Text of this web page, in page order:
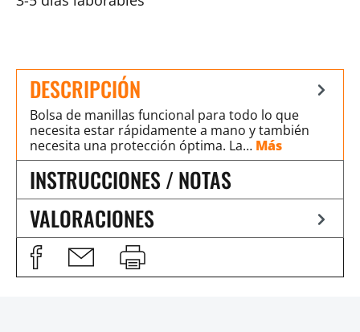
DESCRIPCIÓN
Bolsa de manillas funcional para todo lo que
necesita estar rápidamente a mano y también
necesita una protección óptima. La… Más
INSTRUCCIONES / NOTAS
VALORACIONES